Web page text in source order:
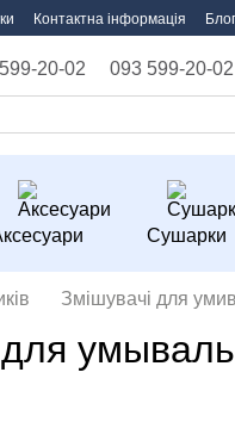
Контактна інформація Блог
20-02 093 599-20-02
Сушарки
Змішувачі для